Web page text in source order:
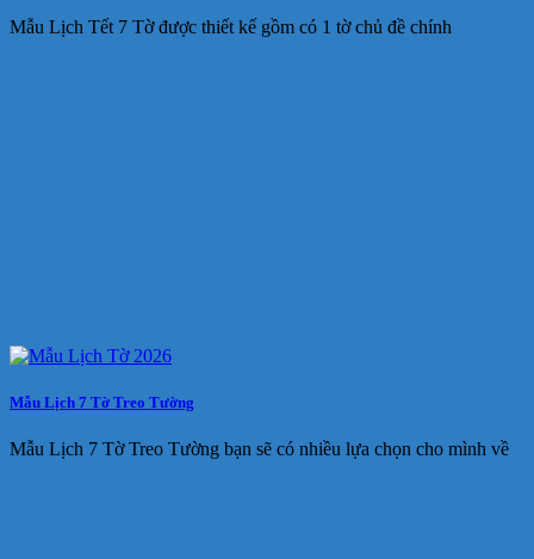
Mẫu Lịch Tết 7 Tờ được thiết kế gồm có 1 tờ chủ đề chính
Mẫu Lịch 7 Tờ Treo Tường
Mẫu Lịch 7 Tờ Treo Tường bạn sẽ có nhiều lựa chọn cho mình về